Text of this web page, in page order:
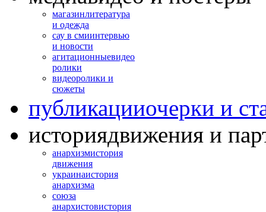
магазинлитература
и одежда
сау в смиинтервью
и новости
агитационныевидео
ролики
видеоролики и
сюжеты
публикацииочерки и
историядвижения и
анархизмистория
движения
украинаистория
анархизма
союза
анархистовистория